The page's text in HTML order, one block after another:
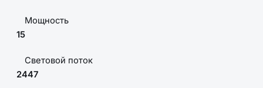
Мощность
15
Световой поток
2447